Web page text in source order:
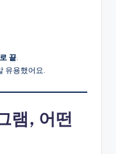
끝
유용했어요.
램, 어떤